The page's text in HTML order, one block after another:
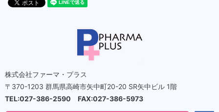
株式会社ファーマ・プラス
〒370-1203 群馬県高崎市矢中町20-20 SR矢中ビル 1階
TEL:027-386-2590 FAX:027-386-5973